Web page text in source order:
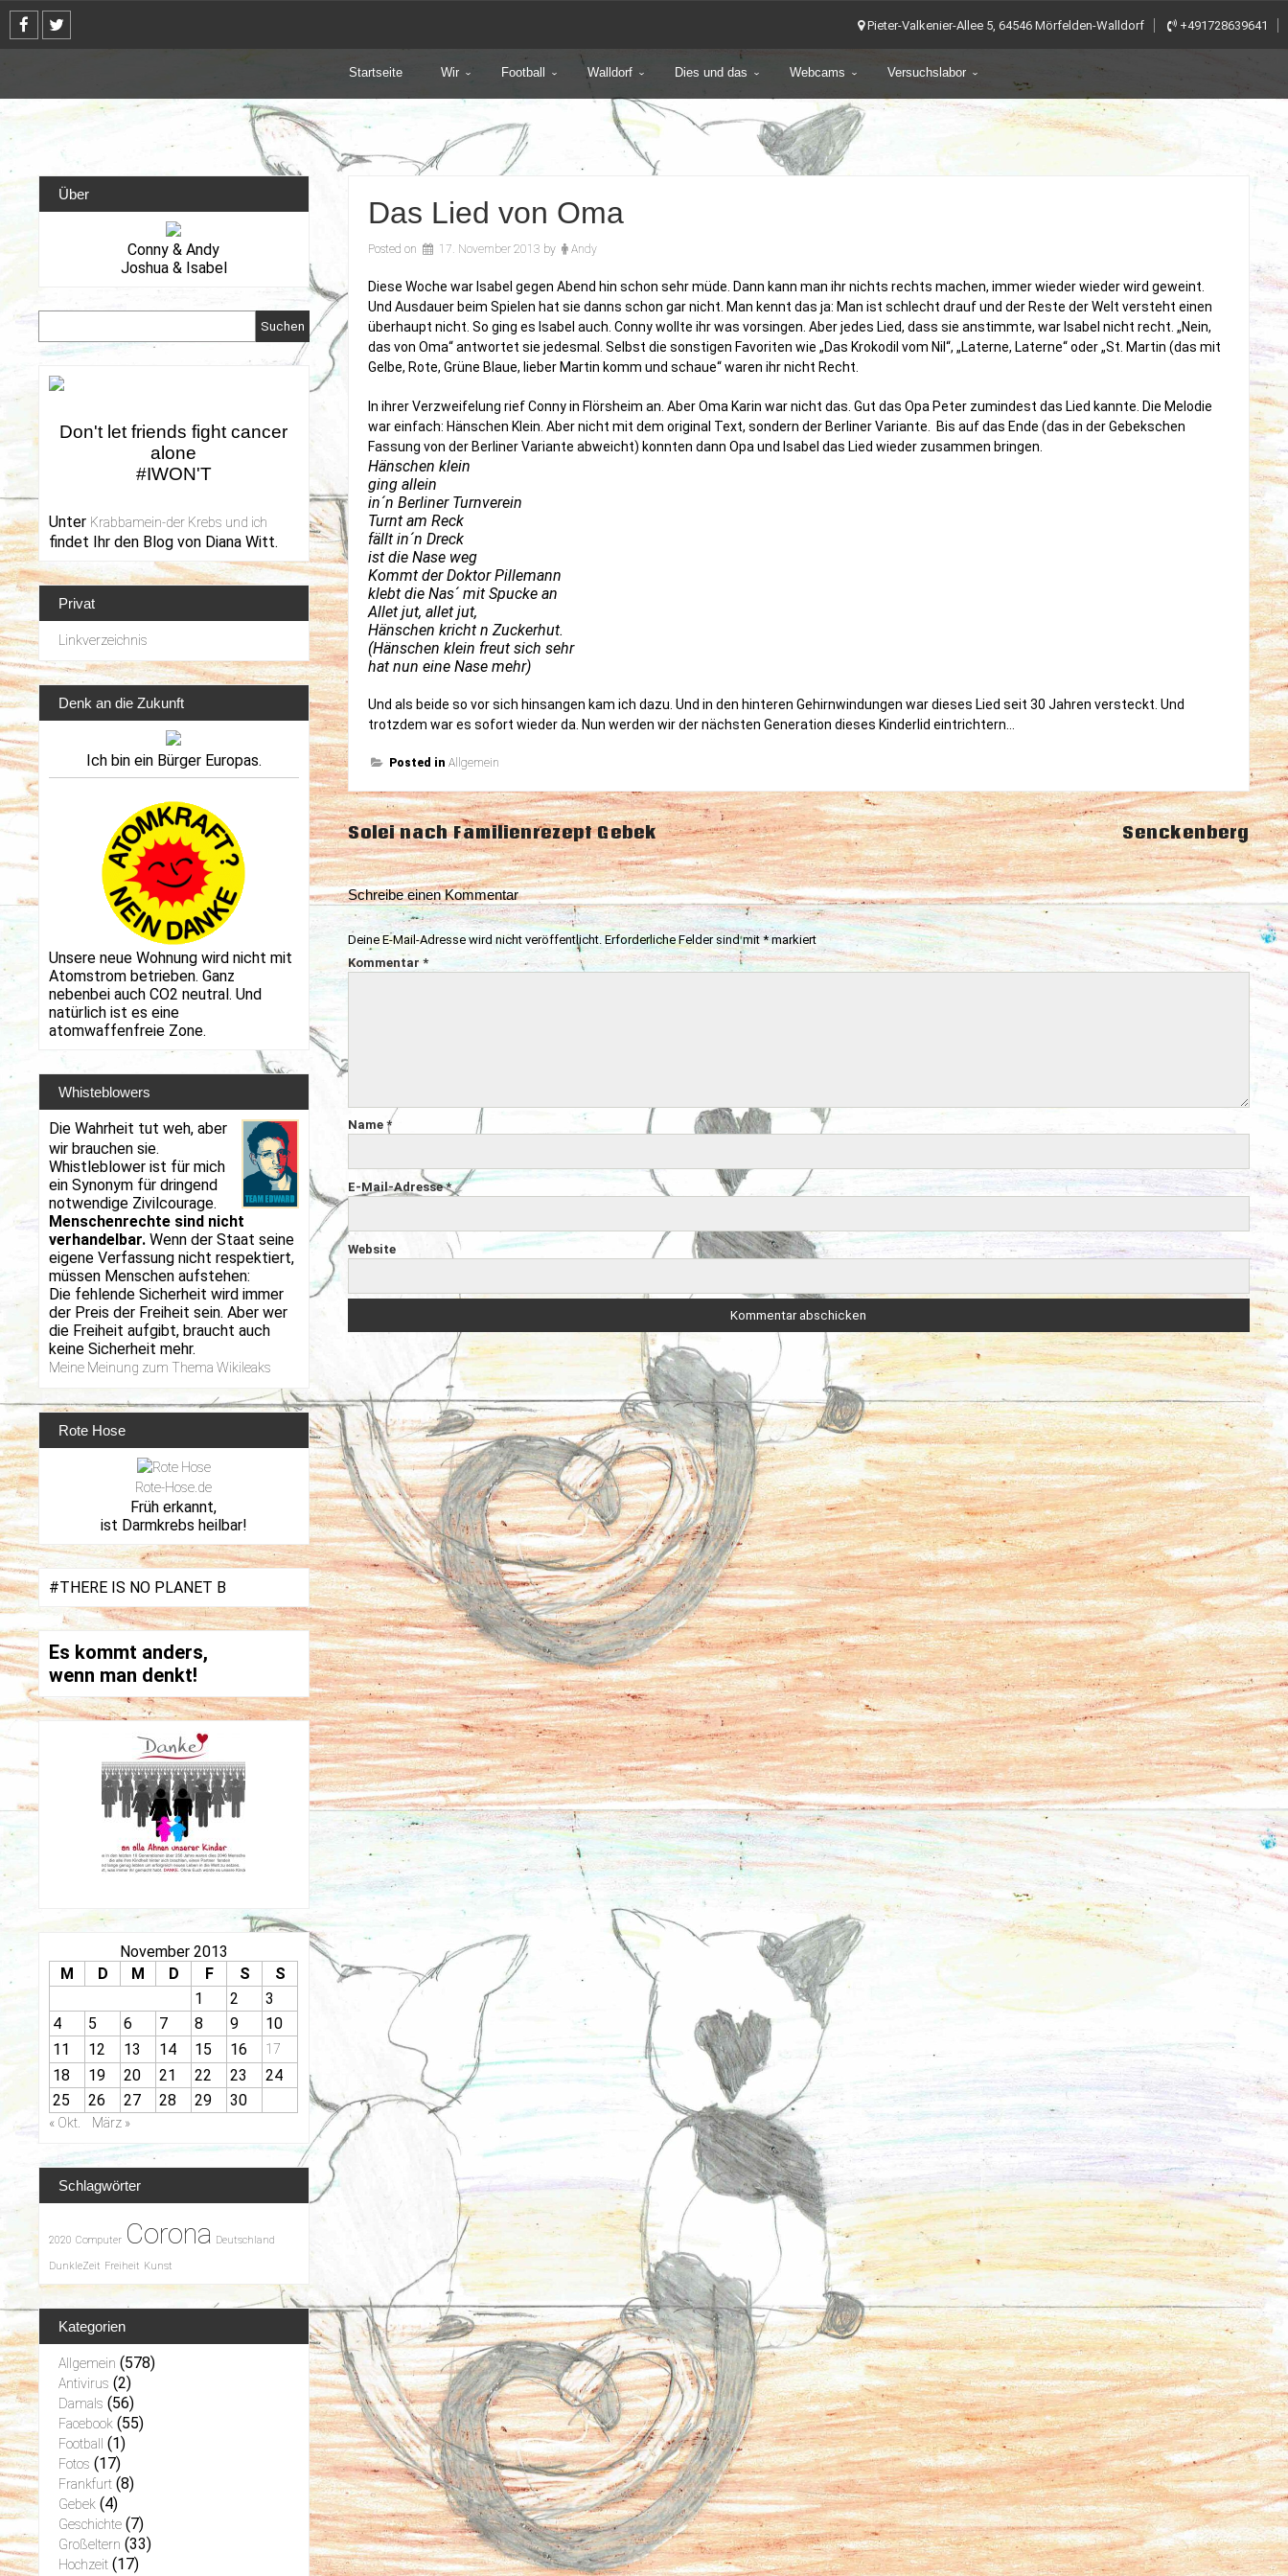
Skip
content
Pieter-Valkenier-Allee 5, 64546 Mörfelden-Walldorf +491728639641
Startseite Wir Football Walldorf Dies und das Webcams Versuchslabor
Das Lied von Oma
Posted on 17. November 2013 by Andy
Diese Woche war Isabel gegen Abend hin schon sehr müde. Dann kann man ihr nichts rechts machen, immer wieder wieder wird geweint.
Und Ausdauer beim Spielen hat sie danns schon gar nicht. Man kennt das ja: Man ist schlecht drauf und der Reste der Welt versteht einen
überhaupt nicht. So ging es Isabel auch. Conny wollte ihr was vorsingen. Aber jedes Lied, dass sie anstimmte, war Isabel nicht recht. „Nein,
das von Oma“ antwortet sie jedesmal. Selbst die sonstigen Favoriten wie „Das Krokodil vom Nil“, „Laterne, Laterne“ oder „St. Martin (das mit
Gelbe, Rote, Grüne Blaue, lieber Martin komm und schaue“ waren ihr nicht Recht.
In ihrer Verzweifelung rief Conny in Flörsheim an. Aber Oma Karin war nicht das. Gut das Opa Peter zumindest das Lied kannte. Die Melodie
war einfach: Hänschen Klein. Aber nicht mit dem original Text, sondern der Berliner Variante. Bis auf das Ende (das in der Gebekschen
Fassung von der Berliner Variante abweicht) konnten dann Opa und Isabel das Lied wieder zusammen bringen.
Hänschen klein
ging allein
in´n Berliner Turnverein
Turnt am Reck
fällt in´n Dreck
ist die Nase weg
Kommt der Doktor Pillemann
klebt die Nas´ mit Spucke an
Allet jut, allet jut,
Hänschen kricht n Zuckerhut.
(Hänschen klein freut sich sehr
hat nun eine Nase mehr)
Und als beide so vor sich hinsangen kam ich dazu. Und in den hinteren Gehirnwindungen war dieses Lied seit 30 Jahren versteckt. Und
trotzdem war es sofort wieder da. Nun werden wir der nächsten Generation dieses Kinderlid eintrichtern…
Posted in Allgemein
Beitragsnavigation
Solei nach Familienrezept Gebek Senckenberg
Schreibe einen Kommentar
Deine E-Mail-Adresse wird nicht veröffentlicht. Erforderliche Felder sind mit*markiert
Kommentar *
Name *
E-Mail-Adresse*
Website
Über
Conny & Andy
Joshua & Isabel
Suchen
Don't let friends fight cancer
alone
#IWON'T
Unter Krabbamein-der Krebs und ich
findet Ihr den Blog von Diana Witt.
Privat
Linkverzeichnis
Denk an die Zukunft
Ich bin ein Bürger Europas.
Unsere neue Wohnung wird nicht mit
Atomstrom betrieben. Ganz
nebenbei auch CO2 neutral. Und
natürlich ist es eine
atomwaffenfreie Zone.
Whisteblowers
Die Wahrheit tut weh, aber
wir brauchen sie.
Whistleblower ist für mich
ein Synonym für dringend
notwendige Zivilcourage.
Menschenrechte sind nicht
verhandelbar. Wenn der Staat seine
eigene Verfassung nicht respektiert,
müssen Menschen aufstehen:
Die fehlende Sicherheit wird immer
der Preis der Freiheit sein. Aber wer
die Freiheit aufgibt, braucht auch
keine Sicherheit mehr.
Meine Meinung zum Thema Wikileaks
Rote Hose
Rote-Hose.de
Früh erkannt,
ist Darmkrebs heilbar!
#THERE IS NO PLANET B
Es kommt anders,
wenn man denkt!
November 2013
M
D M D F S
S
1
2
3
4
5 6 7 8 9
10
11
12 13 14 15 16 17
18 19 20 21 22 23
24
25
26 27 28 29 30
« Okt. März »
Schlagwörter
2020 Computer Corona Deutschland
DunkleZeit Freiheit Kunst
Kategorien
Allgemein (578)
Antivirus (2)
Damals (56)
Facebook (55)
Football (1)
Fotos (17)
Frankfurt (8)
Gebek (4)
Geschichte (7)
Großeltern (33)
Hochzeit (17)